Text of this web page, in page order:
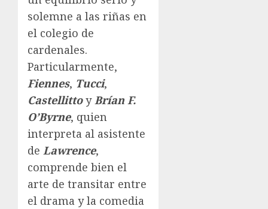
solemne a las riñas en
el colegio de
cardenales.
Particularmente,
Fiennes, Tucci,
CastellittoyBrían F.
O’Byrne, quien
interpreta al asistente
de Lawrence,
comprende bien el
arte de transitar entre
el drama y la comedia